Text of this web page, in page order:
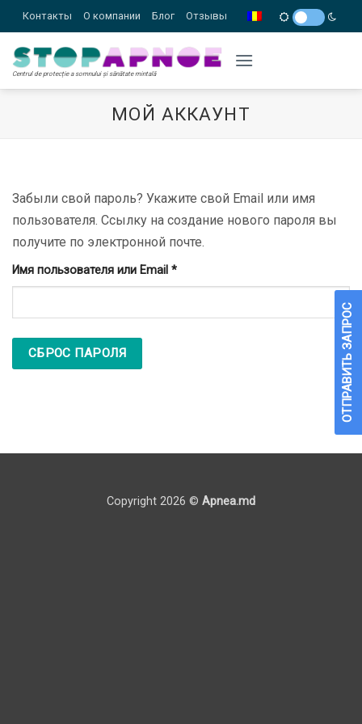
Skip
to
content
Контакты О компании Блог Отзывы
Centrul de protecție a somnului și sănătate mintală
МОЙ АККАУНТ
Забыли свой пароль? Укажите свой Email или имя
пользователя. Ссылку на создание нового пароля вы
получите по электронной почте.
Имя пользователя или Email *Обязательно
СБРОС ПАРОЛЯ
Copyright 2026 © Apnea.md
ОТПРАВИТЬ ЗАПРОС